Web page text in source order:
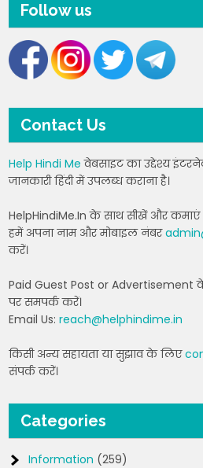
Follow us
Contact Us
Help Hindi Me वेबसाइट का उद्देश्य
जानकारी हिंदी में उपलब्ध कराना है।
HelpHindiMe.In के साथ सीखें और कमाएं
हमें अपना नाम और मोबाइल नंबर
करें।
Paid Guest Post or Advertisement
पर समपर्क करें।
Email Us:reach@helphindime.in
किसी अन्य सहायता या सुझाव के लिए
संपर्क करें।
Categories
Information (259)